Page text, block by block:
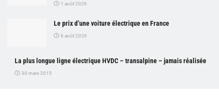
1 août 2026
Le prix d’une voiture électrique en France
6 août 2026
La plus longue ligne électrique HVDC – transalpine – jamais réalisée
30 mars 2015